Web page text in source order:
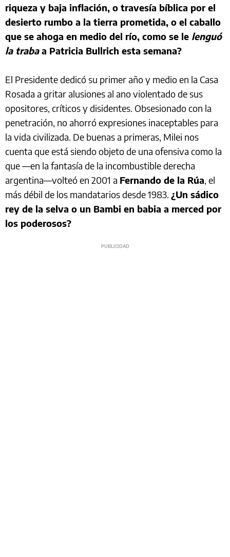
riqueza y baja inflación, o travesía bíblica por el
desierto rumbo a la tierra prometida, o el caballo
que se ahoga en medio del río, como se le lenguó
la trabaa Patricia Bullrich esta semana?
El Presidente dedicó su primer año y medio en la Casa
Rosada a gritar alusiones al ano violentado de sus
opositores, críticos y disidentes. Obsesionado con la
penetración, no ahorró expresiones inaceptables para
la vida civilizada. De buenas a primeras, Milei nos
cuenta que está siendo objeto de una ofensiva como la
que —en la fantasía de la incombustible derecha
argentina—volteó en 2001 a Fernando de la Rúa, el
más débil de los mandatarios desde 1983. ¿Un sádico
rey de la selva o un Bambi en babia a merced por
los poderosos?